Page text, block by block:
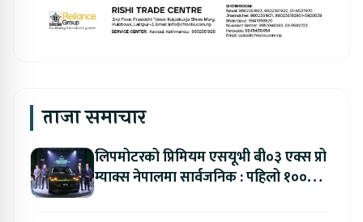
ताजा समाचार
लिपमोटरको प्रिमियम एसयूभी बी०३ एक्स प्रो
म्याक्स नेपालमा सार्वजनिक : पहिलो १००